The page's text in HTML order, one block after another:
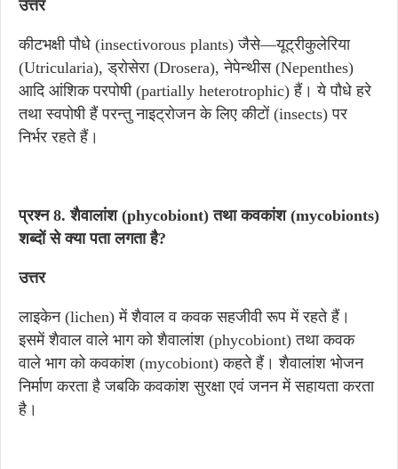
उत्तर
कीटभक्षी पौधे (insectivorous plants) जैसे—यूट्रीकुलेरिया
(Utricularia), ड्रोसेरा (Drosera), नेपेन्थीस (Nepenthes)
आदि आंशिक परपोषी (partially heterotrophic) हैं। ये पौधे हरे
तथा स्वपोषी हैं परन्तु नाइट्रोजन के लिए कीटों (insects) पर
निर्भर रहते हैं।
प्रश्न 8. शैवालांश (phycobiont) तथा कवकांश (mycobionts)
शब्दों से क्या पता लगता है?
उत्तर
लाइकेन (lichen) में शैवाल व कवक सहजीवी रूप में रहते हैं।
इसमें शैवाल वाले भाग को शैवालांश (phycobiont) तथा कवक
वाले भाग को कवकांश (mycobiont) कहते हैं। शैवालांश भोजन
निर्माण करता है जबकि कवकांश सुरक्षा एवं जनन में सहायता करता
है।